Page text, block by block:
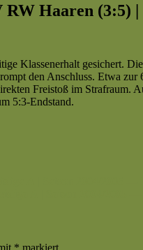
RW Haaren
Klassenerhalt gesichert.
den Anschluss. Etwa
Freistoß im
5:3-Endstand.